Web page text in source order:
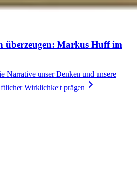
überzeugen: Markus Huff im
Narrative unser Denken und unsere
Wirklichkeit prägen